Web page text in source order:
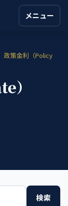
メニュー
政策金利（Policy
）
検索